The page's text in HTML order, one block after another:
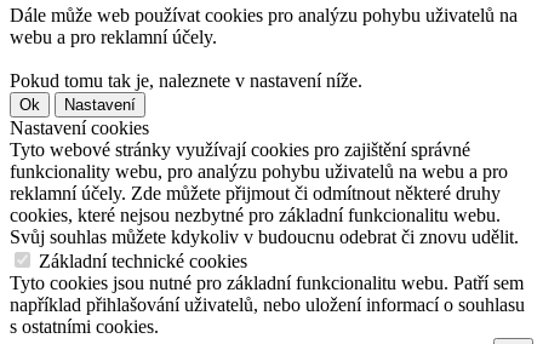
Dále může web používat cookies pro analýzu pohybu uživatelů na
webu a pro reklamní účely.
Pokud tomu tak je, naleznete v nastavení níže.
Ok Nastavení
Nastavení cookies
Tyto webové stránky využívají cookies pro zajištění správné
funkcionality webu, pro analýzu pohybu uživatelů na webu a pro
reklamní účely. Zde můžete přijmout či odmítnout některé druhy
cookies, které nejsou nezbytné pro základní funkcionalitu webu.
Svůj souhlas můžete kdykoliv v budoucnu odebrat či znovu udělit.
Základní technické cookies
Tyto cookies jsou nutné pro základní funkcionalitu webu. Patří sem
například přihlašování uživatelů, nebo uložení informací o souhlasu
s ostatními cookies.